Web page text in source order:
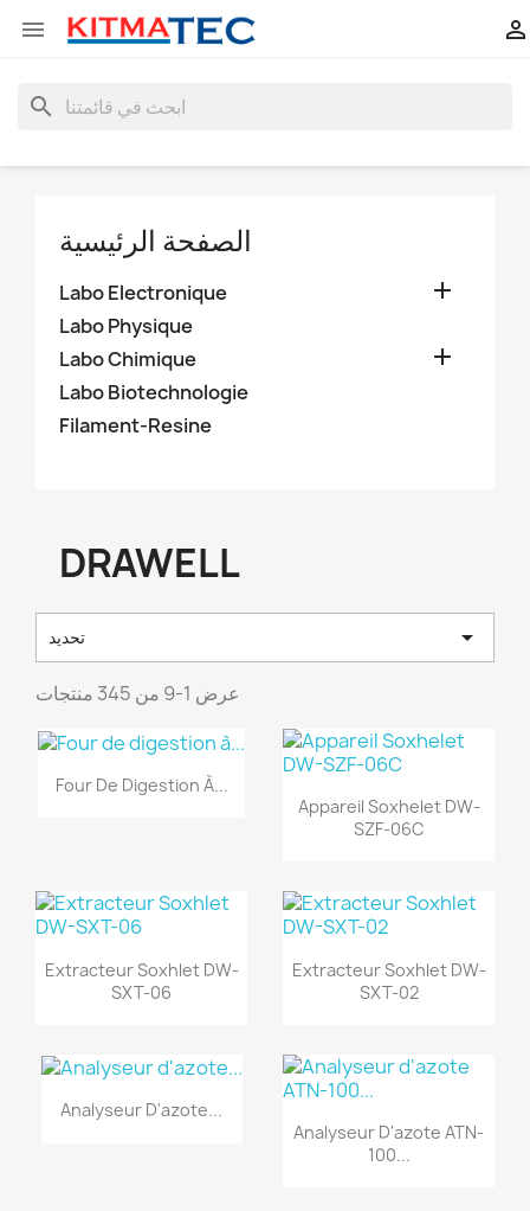
 
search
الصفحة الرئيسية
Labo Electronique 
Labo Physique
Labo Chimique

Labo Biotechnologie
Filament-Resine
DRAWELL
تحديد 
عرض 1-9 من 345 منتجات
Four De Digestion À...
Appareil Soxhelet DW-
SZF-06C
Extracteur Soxhlet DW-
SXT-06
Extracteur Soxhlet DW-
SXT-02
Analyseur D'azote...
Analyseur D'azote ATN-
100...